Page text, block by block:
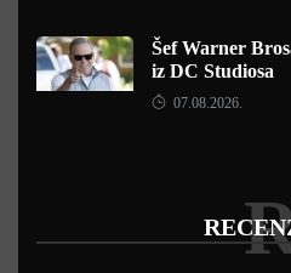
Šef Warner
iz DC Studiosa
07.08.2026.